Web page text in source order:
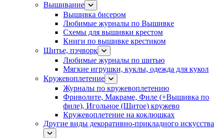
Вышивание
Вышивка бисером
Любимые журналы по Вышивке
Схемы для вышивки крестом
Книги по вышивке крестиком
Шитье, пэчворк
Любимые журналы по шитью
Мягкие игрушки, куклы, одежда для кукол
Кружевоплетение
Журналы по кружевоплетению
Фриволите, Макраме, Филе (+Вышивка по
филе), Игольное (Шитое) кружево
Кружевоплетение на коклюшках
Другие виды декоративно-прикладного искусства